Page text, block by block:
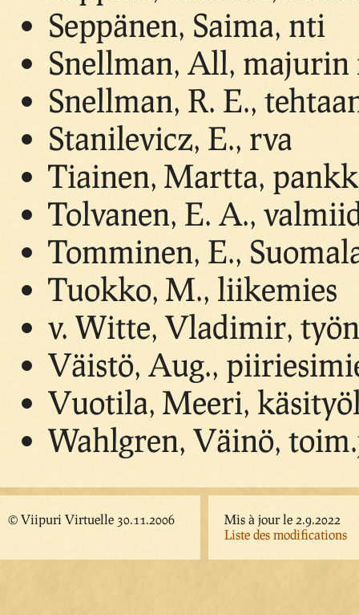
Seppänen, Saima, nti
Snellman, All, majurin
Snellman, R. E.,
Stanilevicz, E., rva
Tiainen, Martta,
Tolvanen, E. A.,
Tomminen, E.,
Tuokko, M., liikemies
v. Witte, Vladimir,
Väistö, Aug.,
Vuotila, Meeri,
Wahlgren, Väinö,
© Viipuri Virtuelle 30.11.2006
Mis à jour le 2.9.2022
Liste des modifications